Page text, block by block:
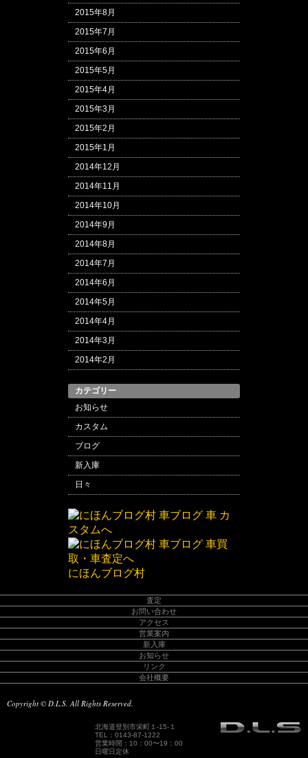
2015年8月
2015年7月
2015年6月
2015年5月
2015年4月
2015年3月
2015年2月
2015年1月
2014年12月
2014年11月
2014年10月
2014年9月
2014年8月
2014年7月
2014年6月
2014年5月
2014年4月
2014年3月
2014年2月
カテゴリー
お知らせ
カスタム
ブログ
新入庫
日々
にほんブログ村
査定
お問い合わせ
アクセス
営業案内
新入庫
お知らせ
リンク
会社概要
Copyright © D.L.S. All Rights Reserved.
北海道登別市栄町１-15-１
TEL：0143-87-1222
営業時間：10：00〜19：00
日曜日定休